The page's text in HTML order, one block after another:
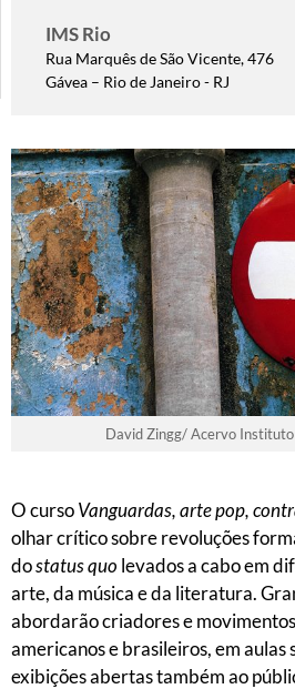
IMS Rio
Rua Marquês de São Vicente, 476
Gávea – Rio de Janeiro - RJ
David Zingg/ Acervo
O cursoVanguardas, arte pop,
olhar crítico sobre revoluções
dostatus quo levados a cabo em
arte, da música e da literatura.
abordarão criadores e
americanos e brasileiros, em aulas
exibições abertas também ao